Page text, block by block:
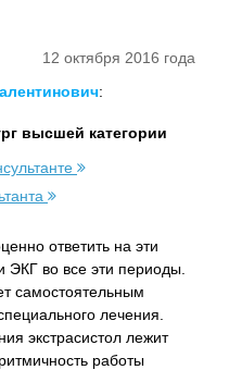
12 октября 2016 года
:
высшей категории
ответить на эти
во все эти периоды.
самостоятельным
лечения.
экстрасистол лежит
работы